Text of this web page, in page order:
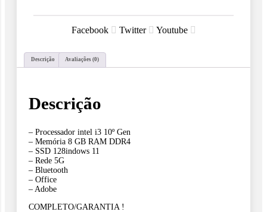
Facebook Twitter Youtube
Descrição Avaliações (0)
Descrição
– Processador intel i3 10º Gen
– Memória 8 GB RAM DDR4
– SSD 128indows 11
– Rede 5G
– Bluetooth
– Office
– Adobe
COMPLETO/GARANTIA !